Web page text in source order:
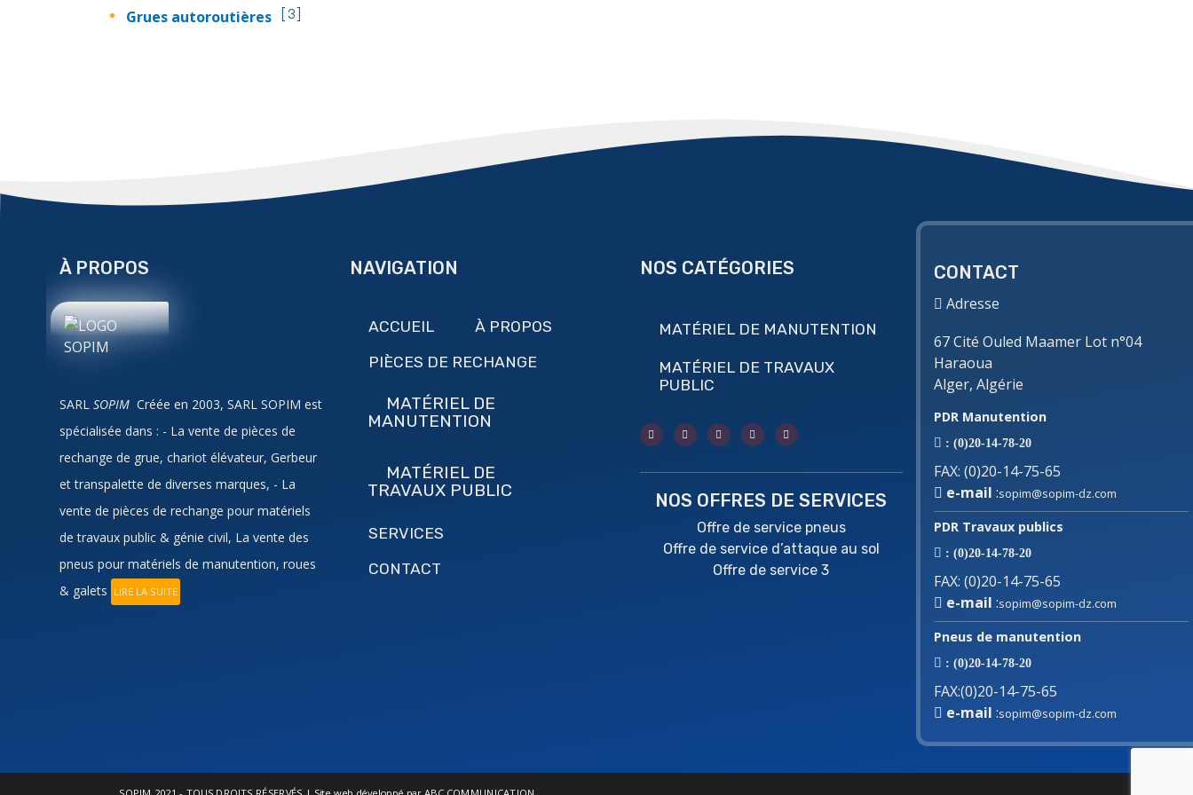
Grues autoroutières 3
À PROPOS
SARLSOPIM Créée en 2003, SARL SOPIM est
spécialisée dans : - La vente de pièces de
rechange de grue, chariot élévateur, Gerbeur
et transpalette de diverses marques, - La
vente de pièces de rechange pour matériels
de travaux public & génie civil, La vente des
pneus pour matériels de manutention, roues
& galets LIRE LA SUITE
NAVIGATION
ACCUEIL
À PROPOS
PIÈCES DE RECHANGE
MATÉRIEL DE
MANUTENTION
MATÉRIEL DE
TRAVAUX PUBLIC
SERVICES
CONTACT
NOS CATÉGORIES
MATÉRIEL DE MANUTENTION
MATÉRIEL DE TRAVAUX
PUBLIC
NOS OFFRES DE SERVICES
Offre de service pneus
Offre de service d’attaque au sol
Offre de service 3
CONTACT
Adresse
67 Cité Ouled Maamer Lot n°04
Haraoua
Alger, Algérie
PDR Manutention
: (0)20-14-78-20
FAX:(0)20-14-75-65
e-mail:sopim@sopim-dz.com
PDR Travaux publics
: (0)20-14-78-20
FAX:(0)20-14-75-65
e-mail:sopim@sopim-dz.com
Pneus de manutention
: (0)20-14-78-20
FAX:(0)20-14-75-65
e-mail:sopim@sopim-dz.com